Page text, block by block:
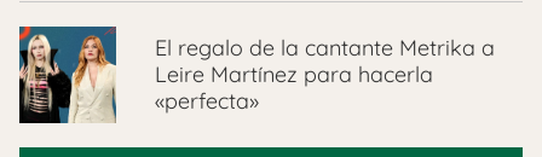
El regalo de la cantante Metrika a
Leire Martínez para hacerla
«perfecta»